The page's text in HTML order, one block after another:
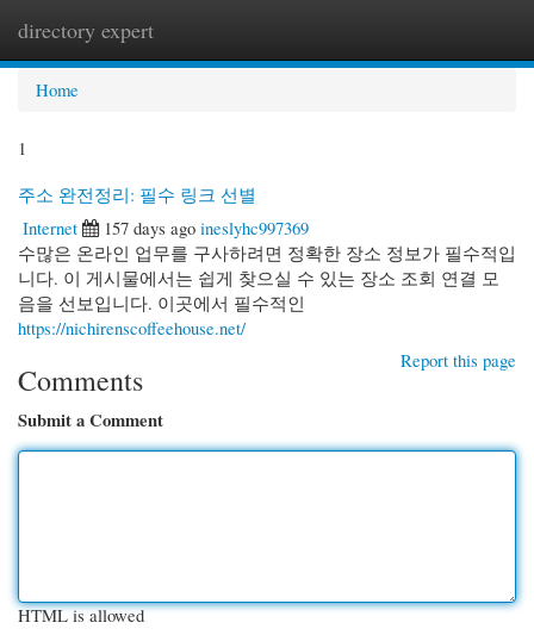
directory expert
Home
1
주소 완전정리: 필수 링크 선별
Internet
157 days ago ineslyhc997369
수많은 온라인 업무를 구사하려면 정확한 장소 정보가 필수적입
니다. 이 게시물에서는 쉽게 찾으실 수 있는 장소 조회 연결 모
음을 선보입니다. 이곳에서 필수적인
https://nichirenscoffeehouse.net/
Report this page
Comments
Submit a Comment
HTML is allowed